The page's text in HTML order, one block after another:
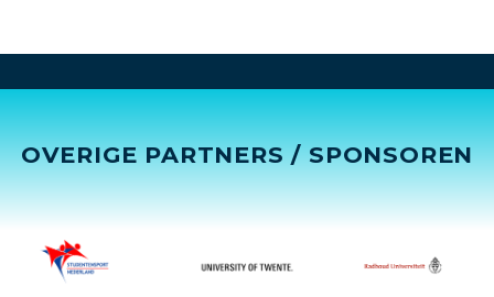
OVERIGE PARTNERS / SPONSOREN